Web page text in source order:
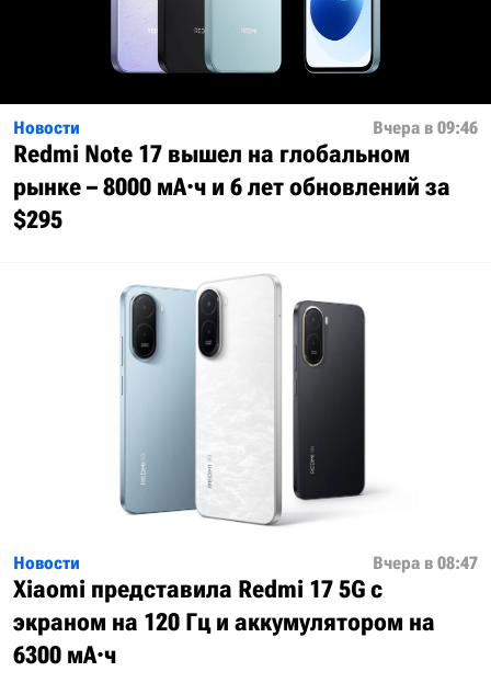
Новости Вчера в 09:46
Redmi Note 17 вышел на глобальном
рынке – 8000 мА·ч и 6 лет обновлений за
$295
Новости Вчера в 08:47
Xiaomi представила Redmi 17 5G с
экраном на 120 Гц и аккумулятором на
6300 мА·ч